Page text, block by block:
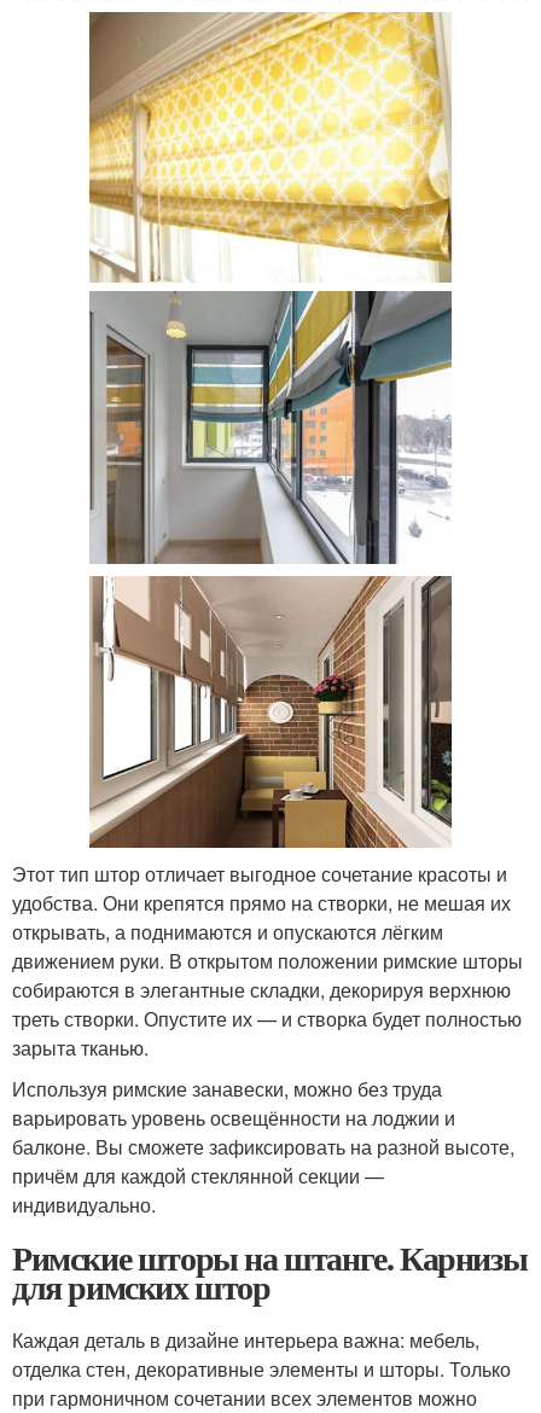
Этот тип штор отличает выгодное сочетание красоты и
удобства. Они крепятся прямо на створки, не мешая их
открывать, а поднимаются и опускаются лёгким
движением руки. В открытом положении римские шторы
собираются в элегантные складки, декорируя верхнюю
треть створки. Опустите их — и створка будет полностью
зарыта тканью.
Используя римские занавески, можно без труда
варьировать уровень освещённости на лоджии и
балконе. Вы сможете зафиксировать на разной высоте,
причём для каждой стеклянной секции —
индивидуально.
Римские шторы на штанге. Карнизы
для римских штор
Каждая деталь в дизайне интерьера важна: мебель,
отделка стен, декоративные элементы и шторы. Только
при гармоничном сочетании всех элементов можно